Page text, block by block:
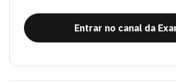
Entrar no canal da